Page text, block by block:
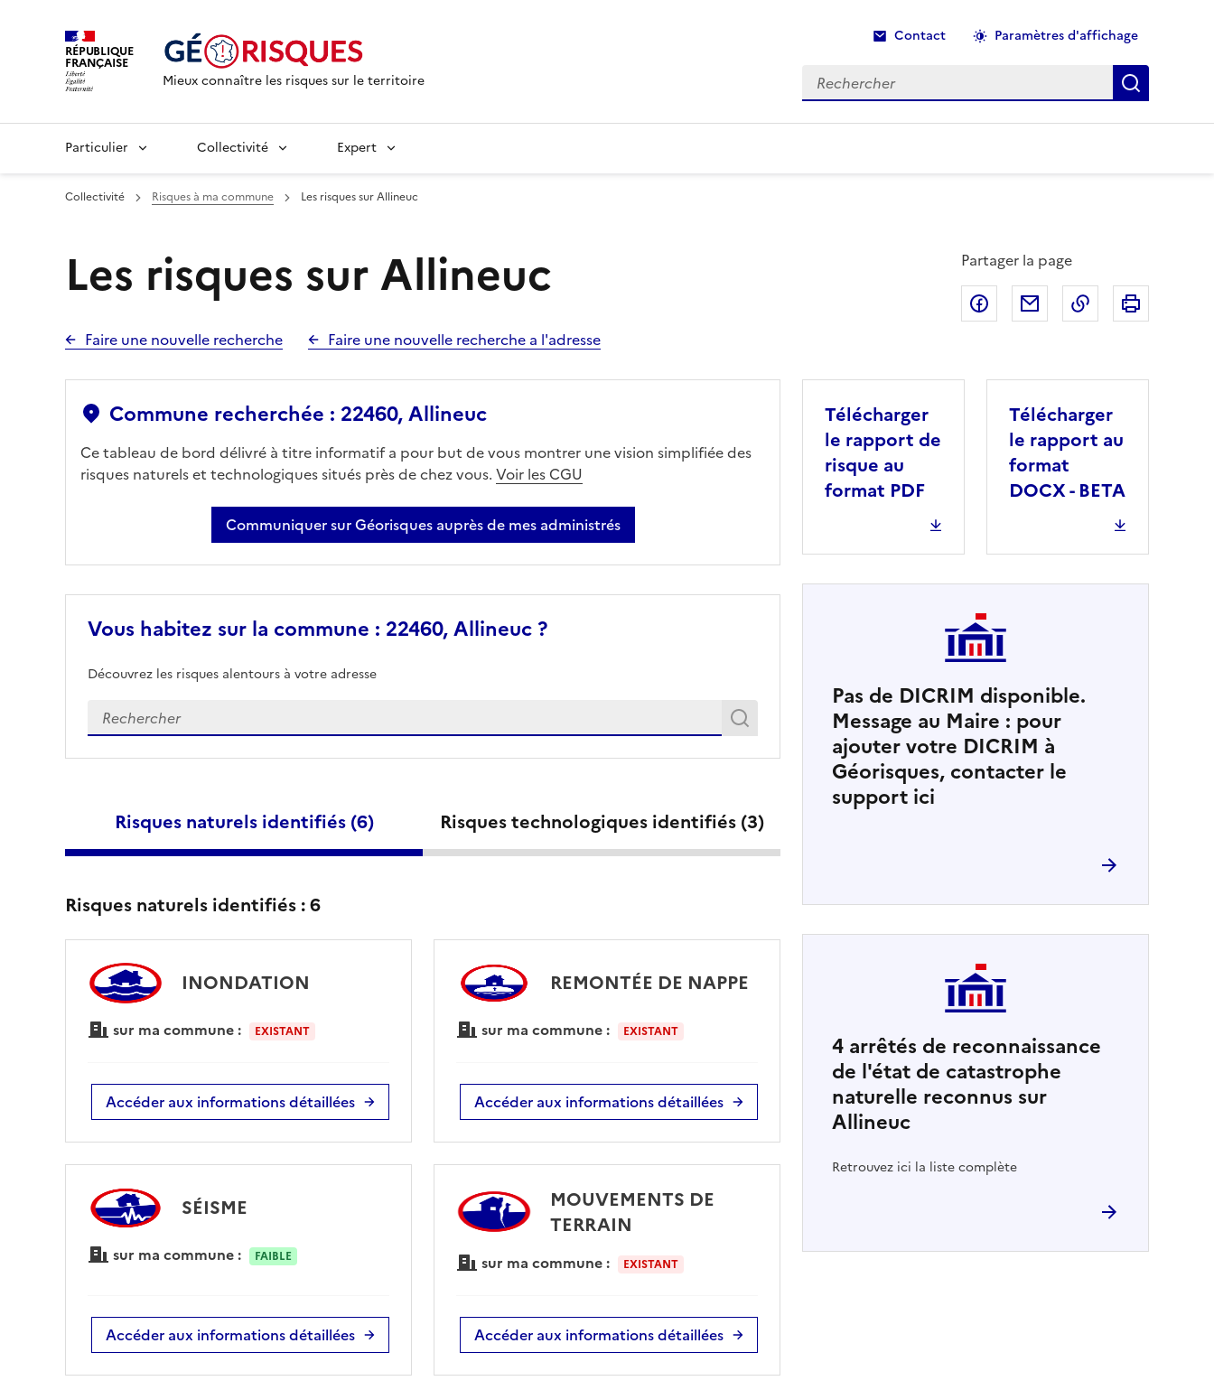
RÉPUBLIQUE
FRANÇAISE
Mieux connaître les risques sur le territoire
Contact Paramètres d'affichage
Rechercher Recherche
Particulier Collectivité Expert
Collectivité Risques à ma commune Les risques sur Allineuc
Les risques sur Allineuc
Faire une nouvelle recherche Faire une nouvelle recherche a l'adresse
Partager la page
Partager sur Facebook
Partager par email
Copier dans le
Commune recherchée : 22460, Allineuc
Ce tableau de bord délivré à titre informatif a pour but de vous montrer une vision simplifiée des
risques naturels et technologiques situés près de chez vous. Voir les CGU
Communiquer sur Géorisques auprès de mes administrés
Vous habitez sur la commune : 22460, Allineuc ?
Découvrez les risques alentours à votre adresse
Veuillez renseigner votre adresse exacte Rechercher
Recherche
Risques naturels identifiés (6) Risques technologiques identifiés (3)
Risques naturels identifiés :6
INONDATION
sur ma commune : EXISTANT
Accéder aux informations détaillées
REMONTÉE DE NAPPE
sur ma commune : EXISTANT
Accéder aux informations détaillées
SÉISME
sur ma commune : FAIBLE
Accéder aux informations détaillées
MOUVEMENTS DE
TERRAIN
sur ma commune : EXISTANT
Accéder aux informations détaillées
Télécharger
le rapport de
risque au
format PDF
Télécharger
le rapport au
format
DOCX - BETA
Pas de DICRIM disponible.
Message au Maire : pour
ajouter votre DICRIM à
Géorisques, contacter le
support ici
4 arrêtés de reconnaissance
de l'état de catastrophe
naturelle reconnus sur
Allineuc
Retrouvez ici la liste complète